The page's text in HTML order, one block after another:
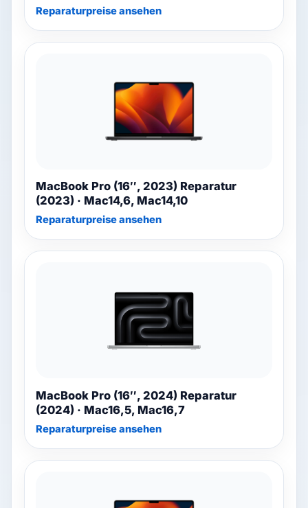
Reparaturpreise ansehen
MacBook Pro (16″, 2023) Reparatur
(2023) · Mac14,6, Mac14,10
Reparaturpreise ansehen
MacBook Pro (16″, 2024) Reparatur
(2024) · Mac16,5, Mac16,7
Reparaturpreise ansehen